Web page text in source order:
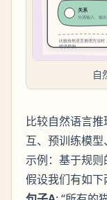
自
比较自然语言
互、预训练模型
示例：基于规则
假设我们有如下